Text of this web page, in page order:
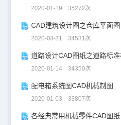
2020-01-19 35272次
CAD建筑设计图之仓库平面图
2020-03-31 34531次
2020-01-14 34350次
配电箱系统图CAD机械制图
2020-01-03 33807次
各经典常用机械零件CAD图纸